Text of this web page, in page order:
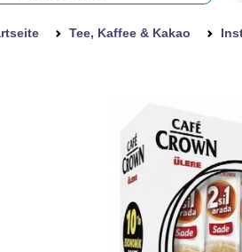
Tee, Kaffee & Kakao